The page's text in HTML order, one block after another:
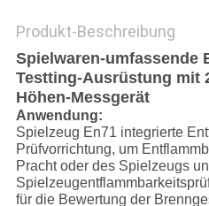
Produkt-Beschreibung
Spielwaren-umfassende
Testting-Ausrüstung mit
Höhen-Messgerät
Anwendung:
Spielzeug En71 integrierte
Prüfvorrichtung, um
Pracht oder des Spielzeugs
für die Bewertung der